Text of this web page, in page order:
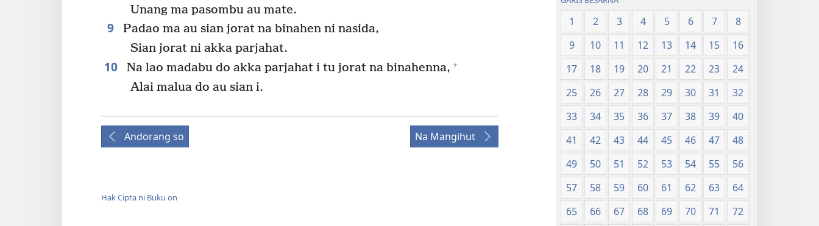
Unang ma pasombu au mate.
9
Padao ma au sian jorat na binahen ni nasida,
Sian jorat ni akka parjahat.
10 Na lao madabu do akka parjahat i tu jorat na binahenna, +
Alai malua do au sian i.
Andorang so Na Mangihut
Hak Cipta ni Buku on
1 2 3 4 5 6 7
8
9
10 11 12 13 14 15
16
17
18 19 20 21 22 23
24
25
26 27 28 29 30 31
32
33
34 35 36 37 38 39
40
41
42 43 44 45 46 47
48
49
50 51 52 53 54 55
56
57
58 59 60 61 62 63
64
65
66 67 68 69 70 71
72